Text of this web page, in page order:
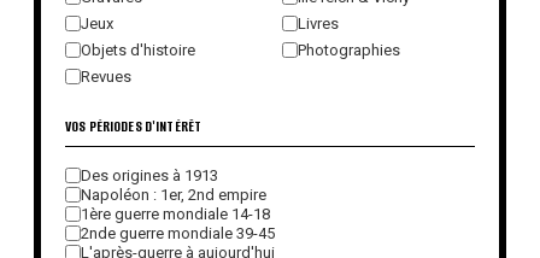
Jeux
Livres
Objets d'histoire
Photographies
Revues
VOS PÉRIODES D'INTÉRÊT
Des origines à 1913
Napoléon : 1er, 2nd empire
1ère guerre mondiale 14-18
2nde guerre mondiale 39-45
L'après-guerre à aujourd'hui